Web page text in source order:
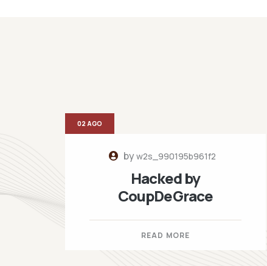
byw2s_990195b961f2
Hacked by
CoupDeGrace
READ MORE
02 AGO